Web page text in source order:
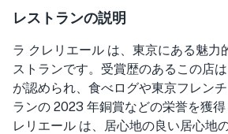
レストランの説明
ラ クレリエール は、東京にある魅力
ストランです。受賞歴のあるこの店
が認められ、食べログや東京フレン
ランの 2023 年銅賞などの栄誉を獲
レリエール は、居心地の良い居心地